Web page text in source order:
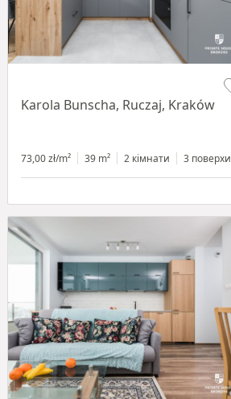
Karola Bunscha, Ruczaj, Kraków
73,00 zł/m² 39 m² 2 кімнати 3 поверхи